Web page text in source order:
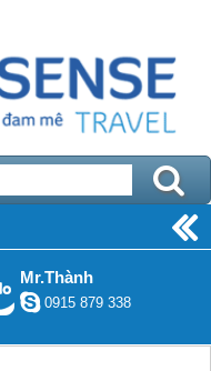
Mr.Thành
0915 879 338